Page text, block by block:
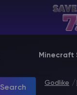
Minecraft
servers & payments
Search
Godlike